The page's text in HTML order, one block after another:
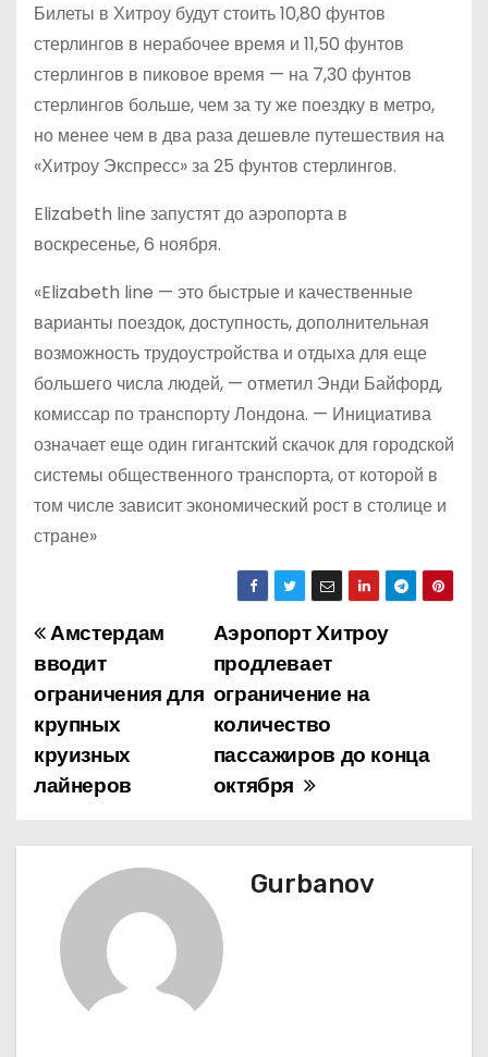
Билеты в Хитроу будут стоить 10,80 фунтов
стерлингов в нерабочее время и 11,50 фунтов
стерлингов в пиковое время — на 7,30 фунтов
стерлингов больше, чем за ту же поездку в метро,
но менее чем в два раза дешевле путешествия на
«Хитроу Экспресс» за 25 фунтов стерлингов.
Elizabeth line запустят до аэропорта в
воскресенье, 6 ноября.
«Elizabeth line — это быстрые и качественные
варианты поездок, доступность, дополнительная
возможность трудоустройства и отдыха для еще
большего числа людей, — отметил Энди Байфорд,
комиссар по транспорту Лондона. — Инициатива
означает еще один гигантский скачок для городской
системы общественного транспорта, от которой в
том числе зависит экономический рост в столице и
стране»
Н
а
в
и
Аэропорт Хитроу
продлевает
ограничение на
количество
пассажиров до конца
октября
Амстердам
вводит
ограничения для
крупных
круизных
лайнеров
Gurbanov